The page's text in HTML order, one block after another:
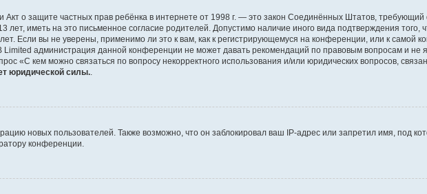
Акт о защите частных прав ребёнка в интернете от 1998 г. — это закон Соединённых Штатов, требующий
иметь на это письменное согласие родителей. Допустимо наличие иного вида подтверждения того,
Если вы не уверены, применимо ли это к вам, как к регистрирующемуся на конференции, или к самой
администрация данной конференции не может давать рекомендаций по правовым вопросам и не
«С кем можно связаться по вопросу некорректного использования и/или юридических вопросов,
юридической силы.
новых пользователей. Также возможно, что он заблокировал ваш IP-адрес или запретил имя, под
конференции.